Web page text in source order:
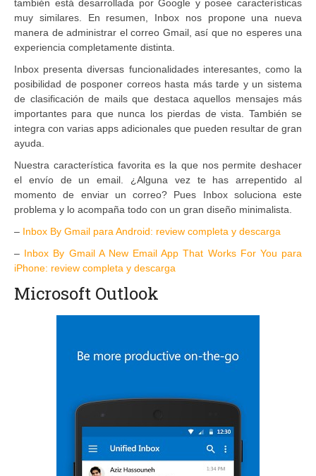
también está desarrollada por Google y posee características
muy similares. En resumen, Inbox nos propone una nueva
manera de administrar el correo Gmail, así que no esperes una
experiencia completamente distinta.
Inbox presenta diversas funcionalidades interesantes, como la
posibilidad de posponer correos hasta más tarde y un sistema
de clasificación de mails que destaca aquellos mensajes más
importantes para que nunca los pierdas de vista. También se
integra con varias apps adicionales que pueden resultar de gran
ayuda.
Nuestra característica favorita es la que nos permite deshacer
el envío de un email. ¿Alguna vez te has arrepentido al
momento de enviar un correo? Pues Inbox soluciona este
problema y lo acompaña todo con un gran diseño minimalista.
– Inbox By Gmail para Android: review completa y descarga
– Inbox By Gmail A New Email App That Works For You para
iPhone: review completa y descarga
Microsoft Outlook